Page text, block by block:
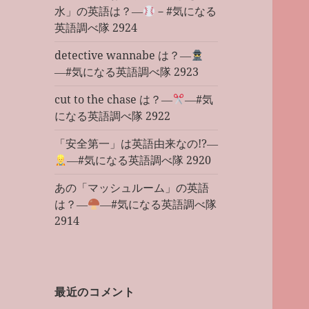
水」の英語は？―
－#気になる
英語調べ隊 2924
detective wannabe は？―
―#気になる英語調べ隊 2923
cut to the chase は？―
―#気
になる英語調べ隊 2922
「安全第一」は英語由来なの!?―
―#気になる英語調べ隊 2920
あの「マッシュルーム」の英語
は？―
―#気になる英語調べ隊
2914
最近のコメント